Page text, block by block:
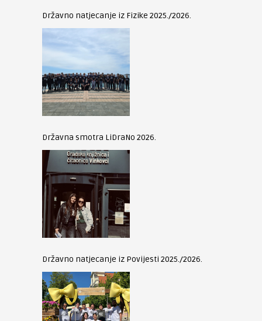
Državno natjecanje iz Fizike 2025./2026.
Državna smotra LiDraNo 2026.
Državno natjecanje iz Povijesti 2025./2026.